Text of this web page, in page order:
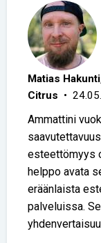
Matias
Citrus •
Ammattini
esteettömyys
helppo avata
eräänlaista
palveluissa.